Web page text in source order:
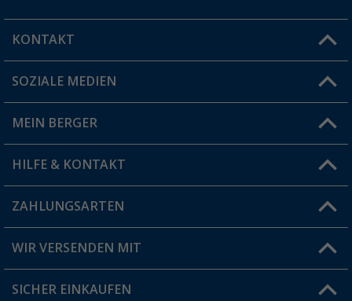
KONTAKT
Du hast eine Frage?
Filiale finden
SOZIALE MEDIEN
MEIN BERGER
Vorteilskarte
Blog
Jobs & Karriere
HILFE & KONTAKT
FAQ & Kontakt
Versandinformationen
ZAHLUNGSARTEN
WIR VERSENDEN MIT
SICHER EINKAUFEN